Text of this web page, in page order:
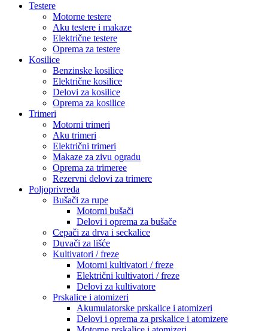
Testere
Motorne testere
Aku testere i makaze
Električne testere
Oprema za testere
Kosilice
Benzinske kosilice
Električne kosilice
Delovi za kosilice
Oprema za kosilice
Trimeri
Motorni trimeri
Aku trimeri
Električni trimeri
Makaze za zivu ogradu
Oprema za trimeree
Rezervni delovi za trimere
Poljoprivreda
Bušači za rupe
Motorni bušači
Delovi i oprema za bušače
Cepači za drva i seckalice
Duvači za lišće
Kultivatori / freze
Motorni kultivatori / freze
Električni kultivatori / freze
Delovi za kultivatore
Prskalice i atomizeri
Akumulatorske prskalice i atomizeri
Delovi i oprema za prskalice i atomizere